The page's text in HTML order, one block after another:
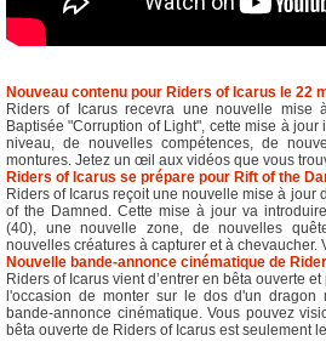
Nouveau contenu pour Riders of Icarus le 22
Riders of Icarus recevra une nouvelle
Baptisée "Corruption of Light", cette mise à
niveau, de nouvelles compétences, de
montures. Jetez un œil aux vidéos que vous
Riders of Icarus se prépare pour Rift of the
Riders of Icarus reçoit une nouvelle mise à jour
of the Damned. Cette mise à jour va
(40), une nouvelle zone, de nouvelles
nouvelles créatures à capturer et à chevaucher.
Nouvelle bande-annonce cinématique de
Riders of Icarus vient d’entrer en bêta ouverte
l'occasion de monter sur le dos d'un dragon
bande-annonce cinématique. Vous pouvez
bêta ouverte de Riders of Icarus est seulement